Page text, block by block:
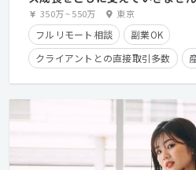
350万~550万 東京
フルリモート相談
副業OK
クライアントとの直接取引多数
長期休暇有り
時短勤務有り